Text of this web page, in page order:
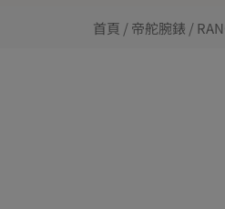
首頁 /帝舵腕錶 /